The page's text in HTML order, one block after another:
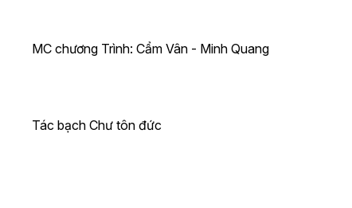
MC chương Trình: Cẩm Vân - Minh Quang
Tác bạch Chư tôn đức